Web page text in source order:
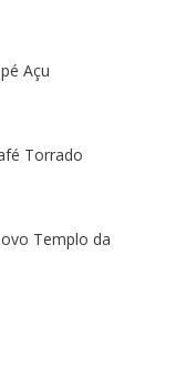
Açu
Torrado
Templo da